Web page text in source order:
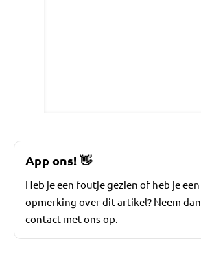
App ons!👋
Heb je een foutje gezien of heb je een
opmerking over dit artikel? Neem dan
contact met ons op.